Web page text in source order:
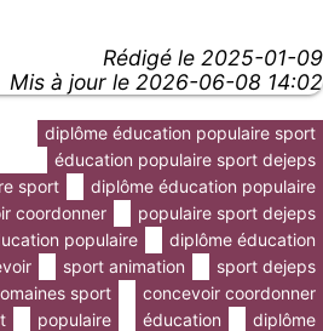
Rédigé le 2025-01-09
Mis à jour le 2026-06-08 14:02
diplôme éducation populaire sport
éducation populaire sport dejeps
diplôme éducation populaire
sport
populaire sport dejeps
coordonner
diplôme éducation
populaire
sport dejeps
sport animation
concevoir coordonner
sport
diplôme
éducation
populaire